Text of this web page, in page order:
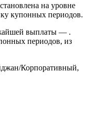
на уровне
купонных периодов.
выплаты — .
периодов, из
Корпоративный,